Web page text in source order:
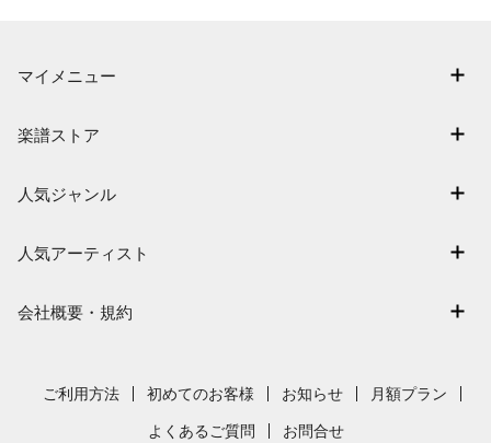
マイメニュー
退会はこちら
楽譜ストア
難易度別に探す
まもなく配信
人気ジャンル
保育
発表会
人気アーティスト
新沢としひこ
会社概要・規約
採用情報
ご利用方法 初めてのお客様 お知らせ 月額プラン
よくあるご質問 お問合せ